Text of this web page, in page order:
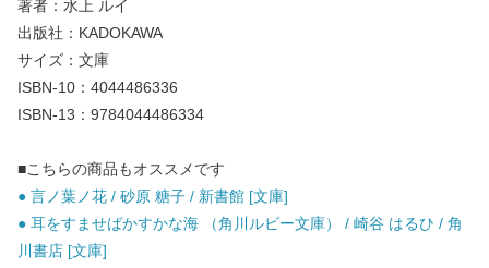
著者：水上 ルイ
出版社：KADOKAWA
サイズ：文庫
ISBN-10：4044486336
ISBN-13：9784044486334
■こちらの商品もオススメです
● 言ノ葉ノ花 / 砂原 糖子 / 新書館 [文庫]
● 耳をすませばかすかな海 （角川ルビー文庫） / 崎谷 はるひ / 角
川書店 [文庫]